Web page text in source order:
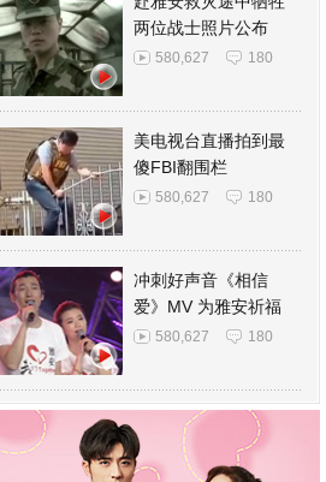
两位战士照片公布
580,627 180
美电视台直播拍到最
傻FBI翻围栏
580,627 180
冲刺好声音《相信
爱》MV 为雅安祈福
580,627 180